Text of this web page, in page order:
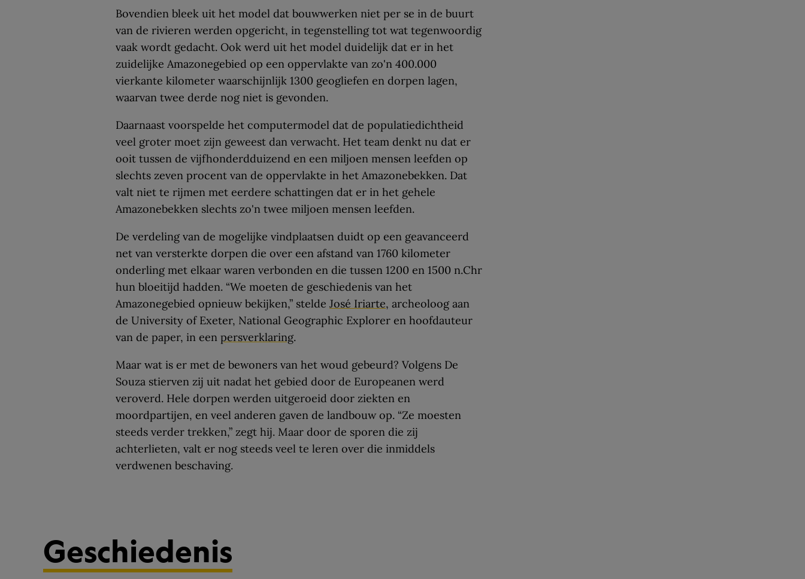
Bovendien bleek uit het model dat bouwwerken niet per se in de buurt
van de rivieren werden opgericht, in tegenstelling tot wat tegenwoordig
vaak wordt gedacht. Ook werd uit het model duidelijk dat er in het
zuidelijke Amazonegebied op een oppervlakte van zo'n 400.000
vierkante kilometer waarschijnlijk 1300 geogliefen en dorpen lagen,
waarvan twee derde nog niet is gevonden.
Daarnaast voorspelde het computermodel dat de populatiedichtheid
veel groter moet zijn geweest dan verwacht. Het team denkt nu dat er
ooit tussen de vijfhonderdduizend en een miljoen mensen leefden op
slechts zeven procent van de oppervlakte in het Amazonebekken. Dat
valt niet te rijmen met eerdere schattingen dat er in het gehele
Amazonebekken slechts zo'n twee miljoen mensen leefden.
De verdeling van de mogelijke vindplaatsen duidt op een geavanceerd
net van versterkte dorpen die over een afstand van 1760 kilometer
onderling met elkaar waren verbonden en die tussen 1200 en 1500 n.Chr
hun bloeitijd hadden. “We moeten de geschiedenis van het
Amazonegebied opnieuw bekijken,” stelde José Iriarte, archeoloog aan
de University of Exeter, National Geographic Explorer en hoofdauteur
van de paper, in een persverklaring.
Maar wat is er met de bewoners van het woud gebeurd? Volgens De
Souza stierven zij uit nadat het gebied door de Europeanen werd
veroverd. Hele dorpen werden uitgeroeid door ziekten en
moordpartijen, en veel anderen gaven de landbouw op. “Ze moesten
steeds verder trekken,” zegt hij. Maar door de sporen die zij
achterlieten, valt er nog steeds veel te leren over die inmiddels
verdwenen beschaving.
Geschiedenis